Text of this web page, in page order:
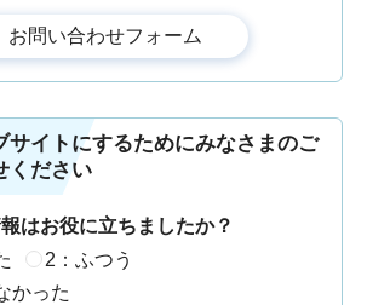
サイトにするためにみなさまのご
ください
はお役に立ちましたか？
2：ふつう
かった